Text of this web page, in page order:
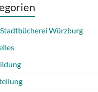
Würzburg